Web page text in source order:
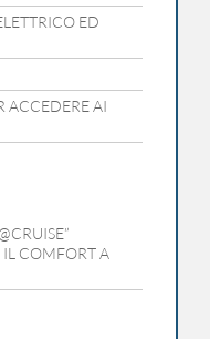
ED
ACCEDERE AI
COMFORT A